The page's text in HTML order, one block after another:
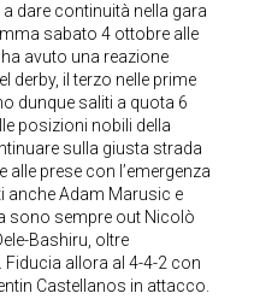
dare continuità nella gara
sabato 4 ottobre alle
avuto una reazione
derby, il terzo nelle prime
dunque saliti a quota 6
posizioni nobili della
sulla giusta strada
prese con l’emergenza
anche Adam Marusic e
sono sempre out Nicolò
Bashiru, oltre
Fiducia allora al 4-4-2 con
Castellanos in attacco.